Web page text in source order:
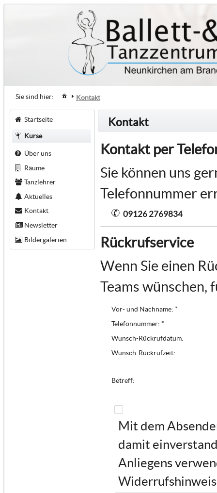
Sie sind hier: Kontakt
Startseite
Kurse
Über uns
Räume
Tanzlehrer
Aktuelles
Kontakt
Newsletter
Bildergalerien
Kontakt
Kontakt per
Sie können uns
Telefonnummer
09126 2769834
Rückrufservice
Wenn Sie einen
Teams wünschen,
Mit dem
damit
Anliegens
Vor- und Nachname: *
Telefonnummer: *
Wunsch-Rückrufdatum:
Wunsch-Rückrufzeit:
Betreff: